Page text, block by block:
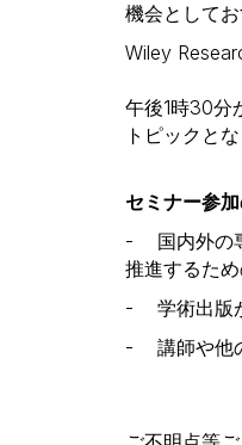
機会としてお
Wiley
午後1時30分
トピックと
セミナー参
- 国内外の
推進するた
- 学術出版
- 講師や他